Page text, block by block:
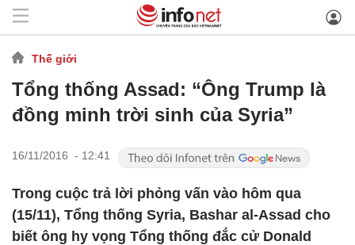
Thế giới
Tổng thống Assad: “Ông Trump là
đồng minh trời sinh của Syria”
16/11/2016 - 12:41
Trong cuộc trả lời phỏng vấn vào hôm qua
(15/11), Tổng thống Syria, Bashar al-Assad cho
biết ông hy vọng Tổng thống đắc cử Donald